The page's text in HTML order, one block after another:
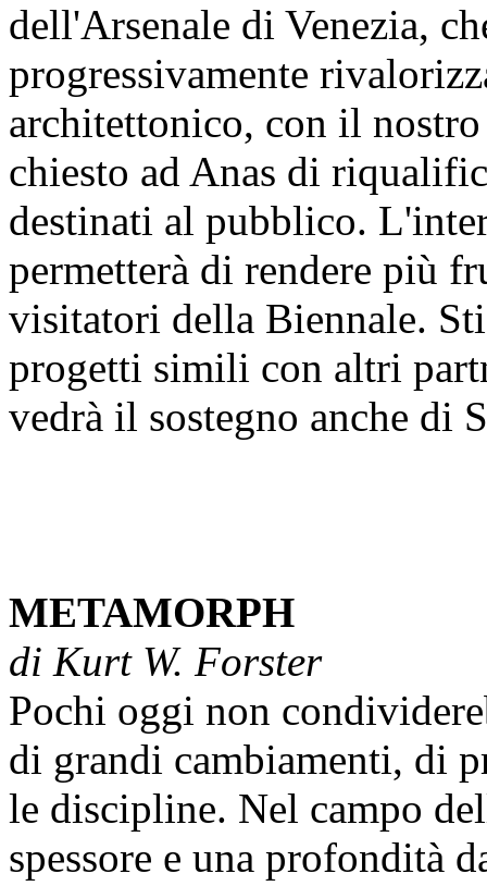
dell'Arsenale di Venezia,
progressivamente
architettonico, con il
chiesto ad Anas di
destinati al pubblico.
permetterà di rendere più
visitatori della Biennale.
progetti simili con altri
vedrà il sostegno anche di
METAMORPH
di Kurt W. Forster
Pochi oggi non
di grandi cambiamenti, di
le discipline. Nel campo
spessore e una profondità